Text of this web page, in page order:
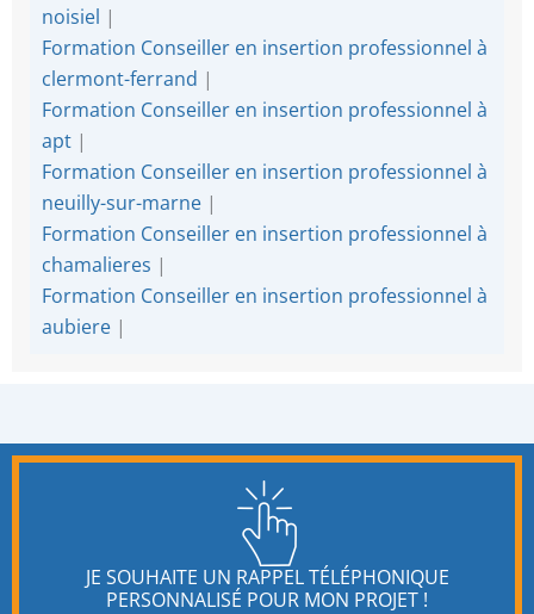
noisiel |
Formation Conseiller en insertion professionnel à
clermont-ferrand |
Formation Conseiller en insertion professionnel à
apt |
Formation Conseiller en insertion professionnel à
neuilly-sur-marne |
Formation Conseiller en insertion professionnel à
chamalieres |
Formation Conseiller en insertion professionnel à
aubiere |
JE SOUHAITE UN RAPPEL TÉLÉPHONIQUE
PERSONNALISÉ POUR MON PROJET !